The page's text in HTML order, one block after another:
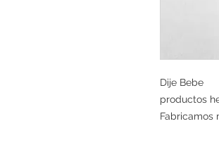
Dije Bebe
productos
Fabricamos